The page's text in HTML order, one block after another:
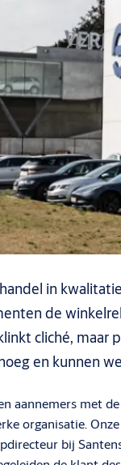
in
de
cliché,
en kunnen
aannemers met
organisatie.
bij